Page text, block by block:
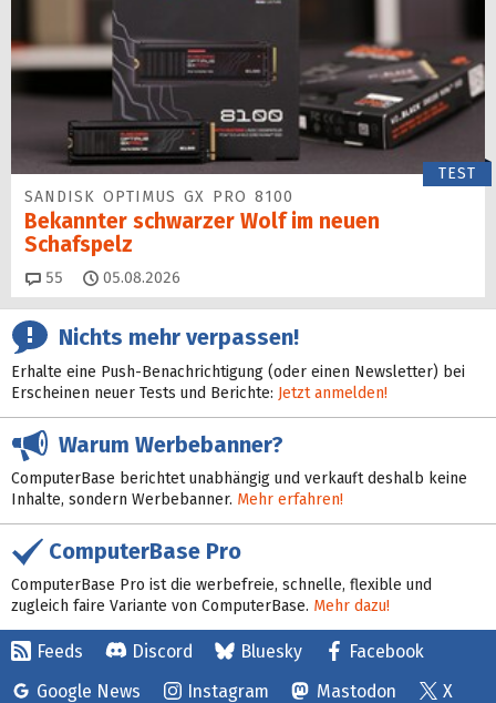
TEST
SANDISK OPTIMUS GX PRO 8100
Bekannter schwarzer Wolf im neuen
Schafspelz
55 Kommentare
05.08.2026
Nichts mehr verpassen!
Erhalte eine Push-Benachrichtigung (oder einen Newsletter) bei
Erscheinen neuer Tests und Berichte: Jetzt anmelden!
Warum Werbebanner?
ComputerBase berichtet unabhängig und verkauft deshalb keine
Inhalte, sondern Werbebanner. Mehr erfahren!
ComputerBase Pro
ComputerBase Pro ist die werbefreie, schnelle, flexible und
zugleich faire Variante von ComputerBase. Mehr dazu!
Feeds Discord Bluesky
Facebook
Google News
Instagram Mastodon X